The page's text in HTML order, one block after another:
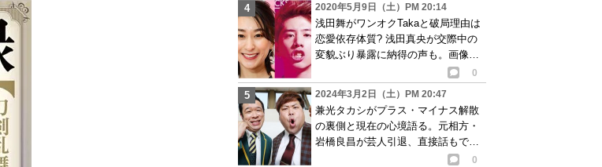
2020年5月9日（土）PM 20:14
浅田舞がワンオクTakaと破局理由は
恋愛依存体質? 浅田真央が交際中の
変貌ぶり暴露に納得の声も。画像あ
0
2024年3月2日（土）PM 20:47
兼光タカシがプラス・マイナス解散
の裏側と現在の心境語る。元相方・
岩橋良昌が芸人引退、直接話もでき
0